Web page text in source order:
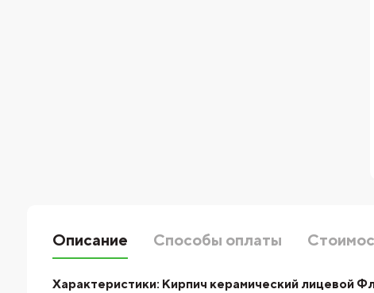
Описание Способы оплаты
Характеристики: Кирпич керамический лицевой